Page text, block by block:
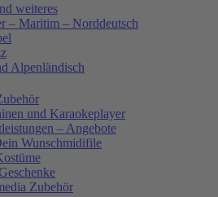
weiteres
– Maritim – Norddeutsch
Alpenländisch
und Karaokeplayer
– Angebote
Wunschmidifile
Zubehör